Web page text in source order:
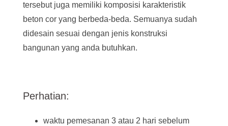
tersebut juga memiliki komposisi karakteristik
beton cor yang berbeda-beda. Semuanya sudah
didesain sesuai dengan jenis konstruksi
bangunan yang anda butuhkan.
Perhatian:
waktu pemesanan 3 atau 2 hari sebelum